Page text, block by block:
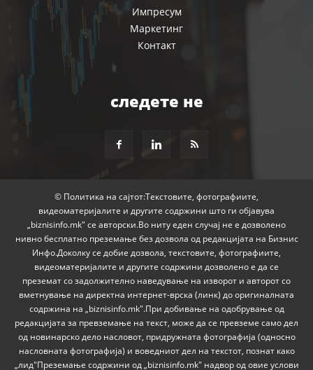
Импресум
Маркетинг
Контакт
следете не
© Политика на сајтот:Текстовите, фотографиите,
видеоматеријалите и другите содржини што ги објавува
„biznisinfo.mk" се авторски.Во ниту еден случај не е дозволено
нивно бесплатно преземање без дозвола од редакцијата на Бизнис
Инфо.Доколку се добие дозвола, текстовите, фотографиите,
видеоматеријалите и другите содржини дозволено е да се
преземат со задолжително наведување на изворот и авторот со
вметнување на директна интернет-врска (линк) до оригиналната
содржина на „biznisinfo.mk".При добивање на одобрување од
редакцијата за превземање на текст, може да се превземе само дел
од новинарско дело насловот, придружната фотографија (односно
насловната фотографија) и воведниот дел на текстот, познат како
„лид"Преземање содржини од „biznisinfo.mk" надвор од овие услови